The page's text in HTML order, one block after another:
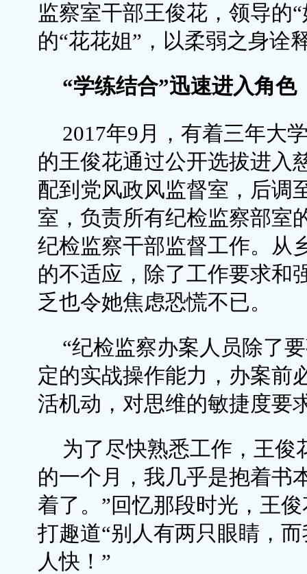
监察室干部王俊花，领导的
的“花花姐”，以柔弱之身诠
“学练结合”迅速进入角色
2017年9月，有着三年大
的王俊花通过公开选拔进入
配到党风政风监督室，后调
室，负责所有纪检监察部室
纪检监察干部监督工作。从
的不适应，除了工作要求和
乏也令她焦虑恐慌不已。
“纪检监察办案人员除了
定的实战操作能力，办案前
活机动，对思维的敏捷度要
为了尽快熟悉工作，王俊
的一个月，我几乎是抱着书
着了。”回忆那段时光，王
打趣道“别人有两只眼睛，
人快！”